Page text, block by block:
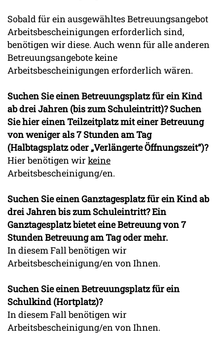
Sobald für ein ausgewähltes Betreuungsangebot
Arbeitsbescheinigungen erforderlich sind,
benötigen wir diese. Auch wenn für alle anderen
Betreuungsangebote keine
Arbeitsbescheinigungen erforderlich wären.
Suchen Sie einen Betreuungsplatz für ein Kind
ab drei Jahren (bis zum Schuleintritt)? Suchen
Sie hier einen Teilzeitplatz mit einer Betreuung
von weniger als 7 Stunden am Tag
(Halbtagsplatz oder „Verlängerte Öffnungszeit“)?
Hier benötigen wir keine
Arbeitsbescheinigung/en.
Suchen Sie einen Ganztagesplatz für ein Kind ab
drei Jahren bis zum Schuleintritt? Ein
Ganztagesplatz bietet eine Betreuung von 7
Stunden Betreuung am Tag oder mehr.
In diesem Fall benötigen wir
Arbeitsbescheinigung/en von Ihnen.
Suchen Sie einen Betreuungsplatz für ein
Schulkind (Hortplatz)?
In diesem Fall benötigen wir
Arbeitsbescheinigung/en von Ihnen.